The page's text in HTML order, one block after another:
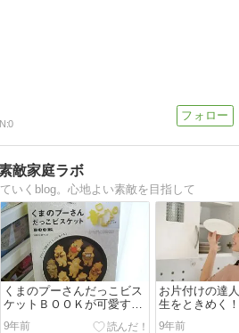
0
敵家庭ラボ
いくblog。心地よい素敵を目指して
くまのプーさんだっこビス
ケットＢＯＯＫが可愛すぎ
る
9年前
お片付けの達
生をときめく
と近藤麻理恵
9年前